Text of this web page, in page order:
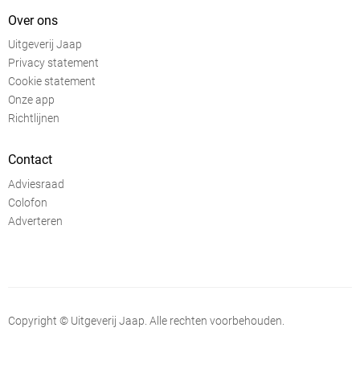
Over ons
Uitgeverij Jaap
Privacy statement
Cookie statement
Onze app
Richtlijnen
Contact
Adviesraad
Colofon
Adverteren
Copyright © Uitgeverij Jaap. Alle rechten voorbehouden.